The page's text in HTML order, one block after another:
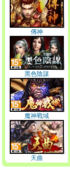
傳神
黑色陰謀
魔神戰域
天曲